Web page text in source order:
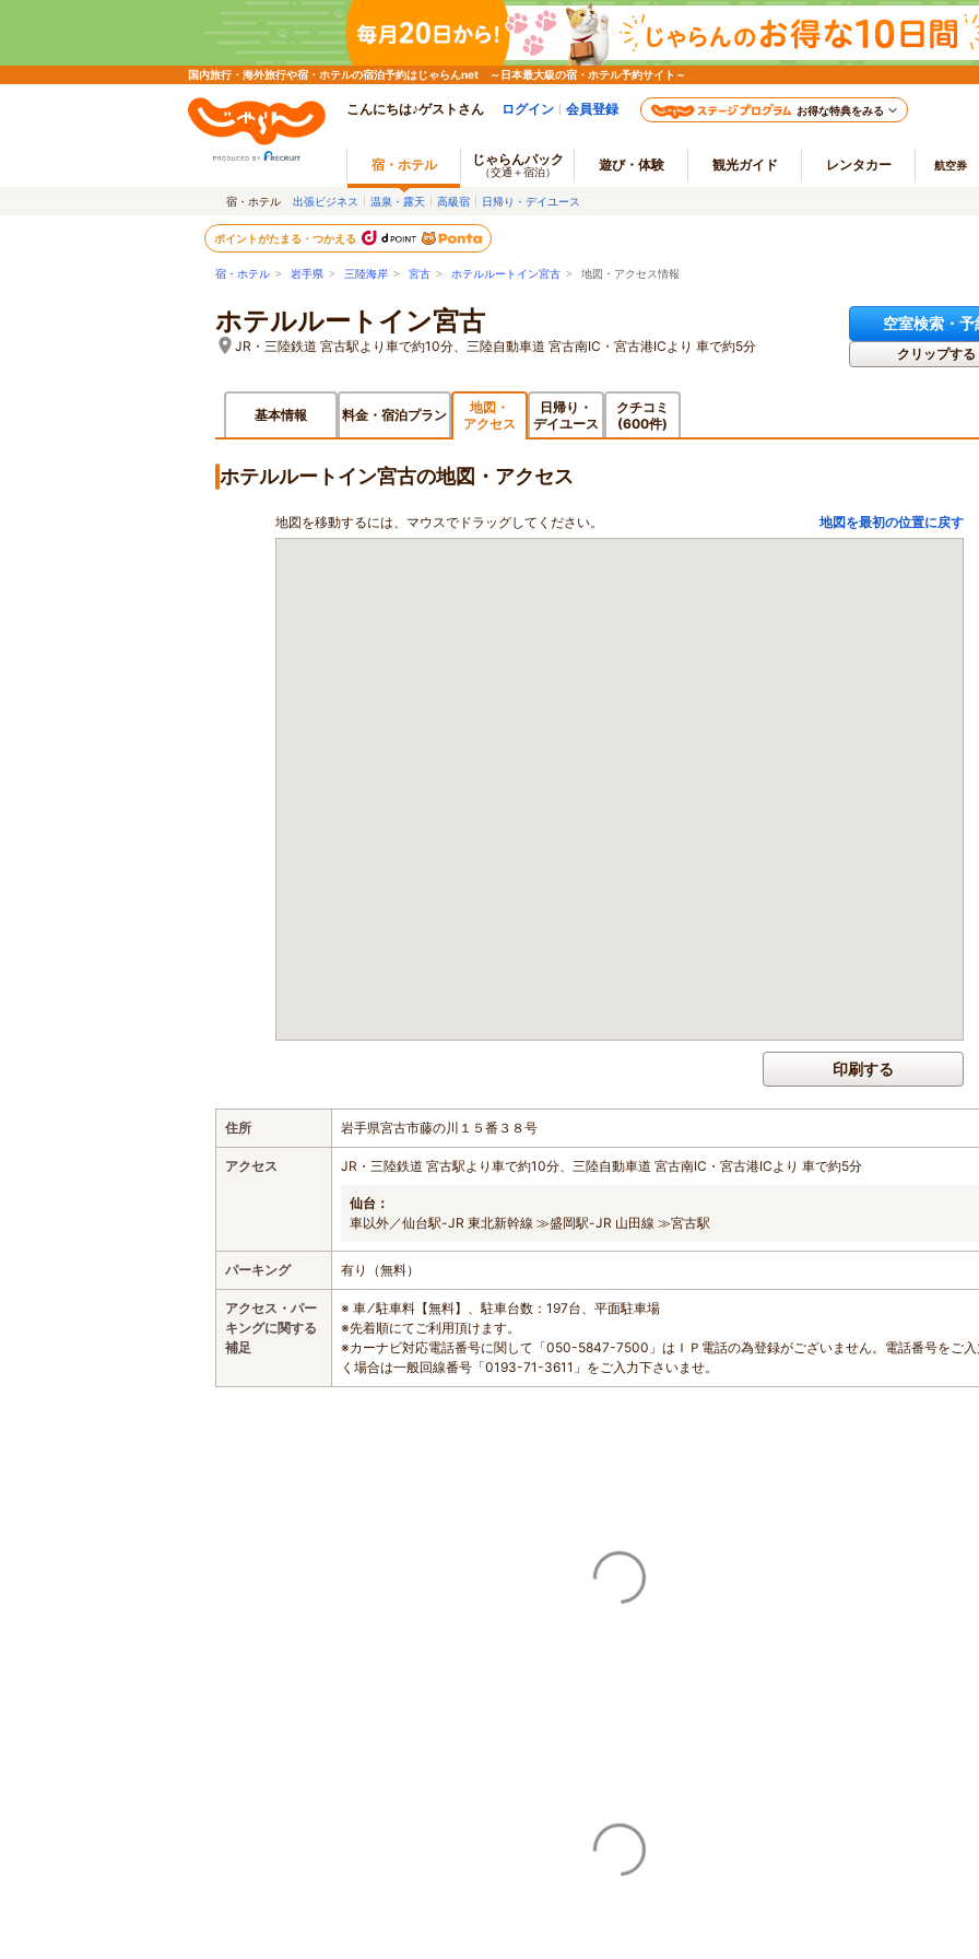
国内旅行・海外旅行や宿・ホテルの宿泊予約はじゃらんnet ～日本最大級の宿・ホテル予約サイト～
こんにちは♪ゲストさん ログイン 会員登録 お得な特典をみる
宿・ホテル じゃらんパック
（交通＋宿泊） 遊び・体験 観光ガイド レンタカー 航空券
宿・ホテル 出張ビジネス 温泉・露天 高級宿 日帰り・デイユース
ポイントがたまる・つかえる
宿・ホテル > 岩手県 > 三陸海岸 > 宮古 > ホテルルートイン宮古 > 地図・アクセス情報
ホテルルートイン宮古
JR・三陸鉄道 宮古駅より車で約10分、三陸自動車道 宮古南IC・宮古港ICより 車で約5分
空室検索・予
クリップする
基本情報 料金・宿泊プラン
地図・
アクセス
日帰り・
デイユース
クチコミ
(600件)
ホテルルートイン宮古の地図・アクセス
地図を移動するには、マウスでドラッグしてください。 地図を最初の位置に戻す
印刷する
住所 岩手県宮古市藤の川１５番３８号
アクセス JR・三陸鉄道 宮古駅より車で約10分、三陸自動車道 宮古南IC・宮古港ICより 車で約5分
仙台：
車以外／仙台駅-JR 東北新幹線 ≫盛岡駅-JR 山田線 ≫宮古駅
パーキング 有り（無料）
アクセス・パー
キングに関する
補足
※ 車 ⁄ 駐車料【無料】、駐車台数：197台、平面駐車場
※先着順にてご利用頂けます。
※カーナビ対応電話番号に関して「050-5847-7500」はＩＰ電話の為登録がございません。電話番号をご
く場合は一般回線番号「0193-71-3611」をご入力下さいませ。